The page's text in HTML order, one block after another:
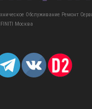
Обслуживание Ремонт
Москва